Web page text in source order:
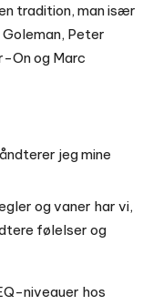
tradition, man især
Peter
On og Marc
jeg mine
og vaner har vi,
følelser og
niveauer hos